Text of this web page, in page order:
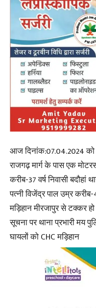
आज दिनांक:07.04.2024 को
राजगढ़ मार्ग के पास एक
करीब-37 वर्ष निवासी बदौहां
पत्नी विजेंद्र पाल उम्र करीब-
मड़िहान मीरजापुर से टक्कर
सूचना पर थाना प्रभारी मय
घायलों को CHC मड़िहान